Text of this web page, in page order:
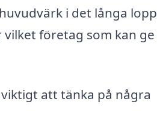
i det långa
företag som kan
att tänka på några